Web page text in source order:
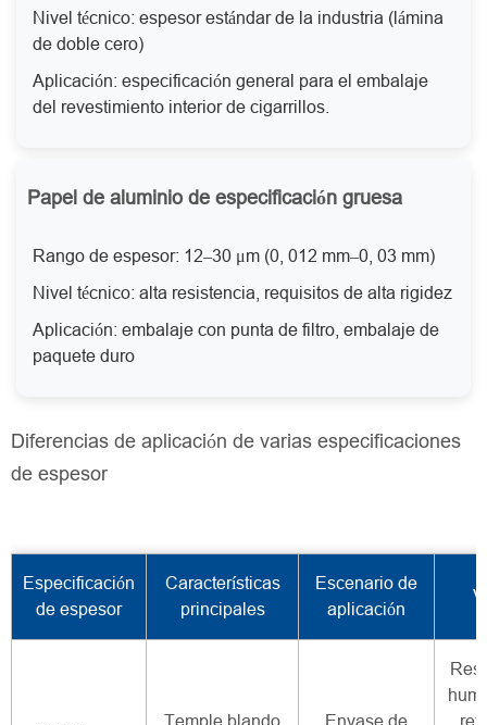
Nivel técnico: espesor estándar de la industria (lámina
de doble cero)
Aplicación: especificación general para el embalaje
del revestimiento interior de cigarrillos.
Papel de aluminio de especificación gruesa
Rango de espesor: 12–30 μm (0, 012 mm–0, 03 mm)
Nivel técnico: alta resistencia, requisitos de alta rigidez
Aplicación: embalaje con punta de filtro, embalaje de
paquete duro
Diferencias de aplicación de varias especificaciones
de espesor
Especificación
de espesor
Características
principales
Escenario de
aplicación
Temple blando
Envase de